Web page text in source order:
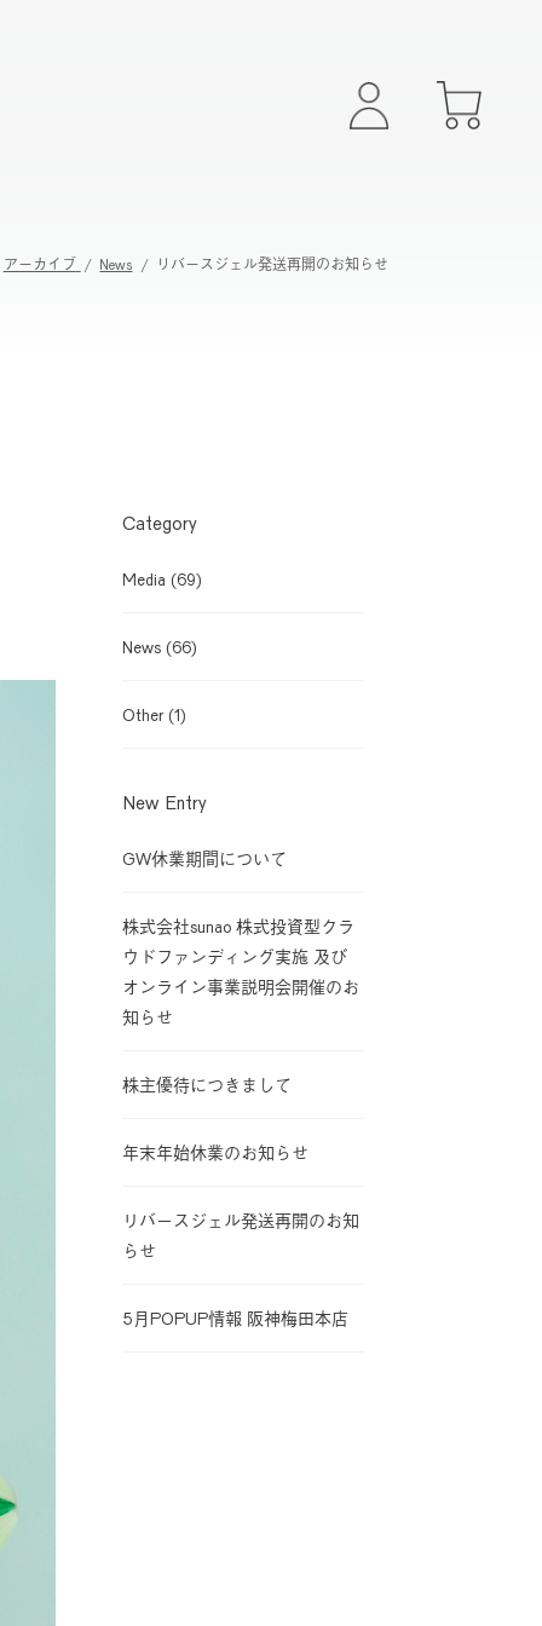
アーカイブ News リバースジェル発送再開のお知らせ
Category
Media (69)
News (66)
Other (1)
New Entry
GW休業期間について
株式会社sunao 株式投資型クラ
ウドファンディング実施 及び
オンライン事業説明会開催のお
知らせ
株主優待につきまして
年末年始休業のお知らせ
リバースジェル発送再開のお知
らせ
5月POPUP情報 阪神梅田本店